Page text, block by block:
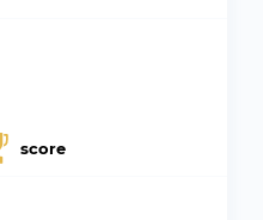
score